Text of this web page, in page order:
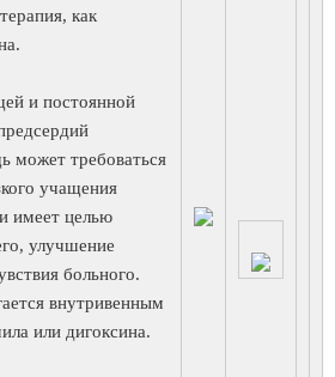
как
и постоянной
может требоваться
учащения
имеет целью
улучшение
больного.
внутривенным
или дигоксина.